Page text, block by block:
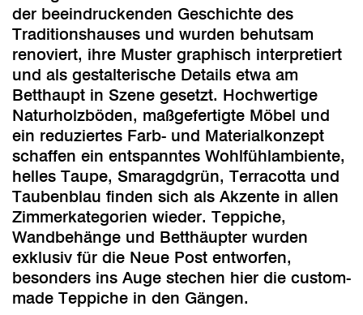
der beeindruckenden Geschichte des
Traditionshauses und wurden behutsam
renoviert, ihre Muster graphisch interpretiert
und als gestalterische Details etwa am
Betthaupt in Szene gesetzt. Hochwertige
Naturholzböden, maßgefertigte Möbel und
ein reduziertes Farb- und Materialkonzept
schaffen ein entspanntes Wohlfühlambiente,
helles Taupe, Smaragdgrün, Terracotta und
Taubenblau finden sich als Akzente in allen
Zimmerkategorien wieder. Teppiche,
Wandbehänge und Betthäupter wurden
exklusiv für die Neue Post entworfen,
besonders ins Auge stechen hier die custom-
made Teppiche in den Gängen.